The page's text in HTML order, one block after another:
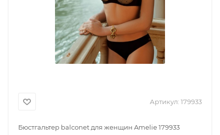
Артикул: 179933
Бюстгальтер balconet для женщин Amelie 179933